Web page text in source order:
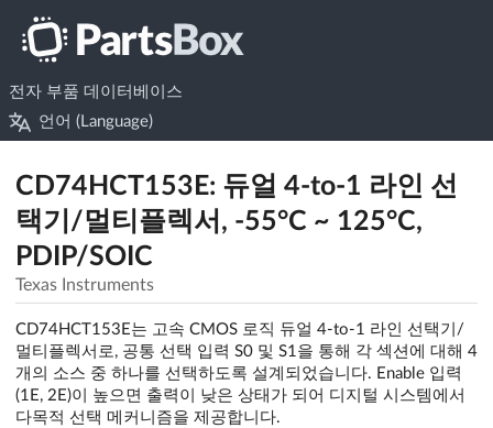
전자 부품 데이터베이스
언어 (Language)
CD74HCT153E: 듀얼 4-to-1 라인 선
택기/멀티플렉서, -55°C ~ 125°C,
PDIP/SOIC
Texas Instruments
CD74HCT153E는 고속 CMOS 로직 듀얼 4-to-1 라인 선택기/
멀티플렉서로, 공통 선택 입력 S0 및 S1을 통해 각 섹션에 대해 4
개의 소스 중 하나를 선택하도록 설계되었습니다. Enable 입력
(1E, 2E)이 높으면 출력이 낮은 상태가 되어 디지털 시스템에서
다목적 선택 메커니즘을 제공합니다.